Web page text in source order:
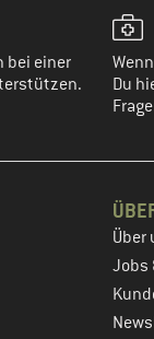
bei einer
Du
Über
Jobs